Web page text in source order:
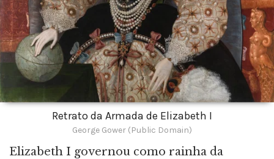
Retrato da Armada de Elizabeth I
George Gower (Public Domain)
Elizabeth I governou como rainha da